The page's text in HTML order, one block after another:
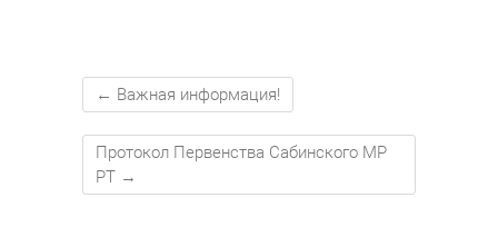
← Важная информация!
Протокол Первенства Сабинского МР
РТ →